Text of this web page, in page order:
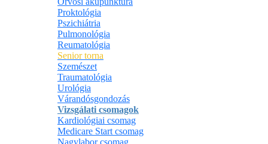
Proktológia
Pszichiátria
Pulmonológia
Reumatológia
Senior torna
Szemészet
Traumatológia
Urológia
Várandósgondozás
Vizsgálati csomagok
Kardiológiai csomag
Medicare Start csomag
Nagylabor csomag